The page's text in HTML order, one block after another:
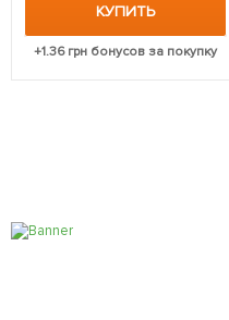
КУПИТЬ
+1.36грн бонусов за покупку